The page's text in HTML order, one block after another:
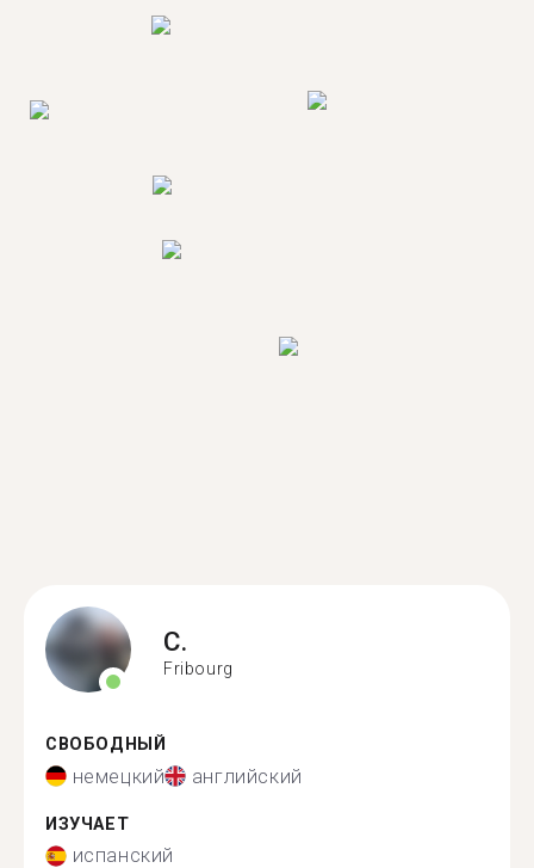
C.
Fribourg
СВОБОДНЫЙ
немецкий английский
ИЗУЧАЕТ
испанский